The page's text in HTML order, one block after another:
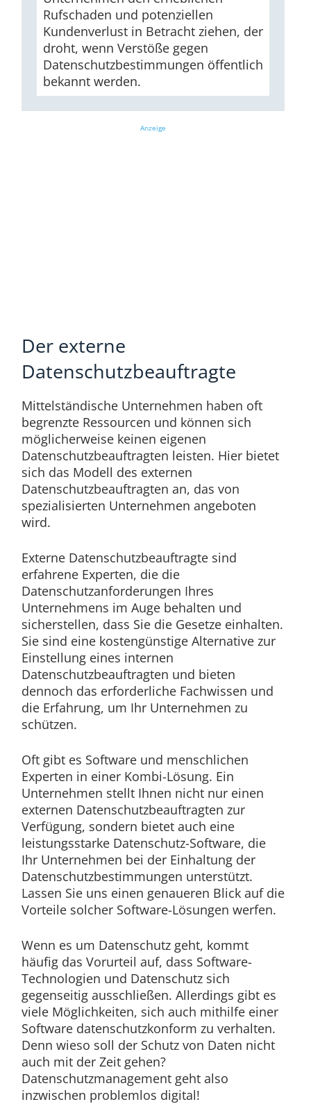
Rufschaden und potenziellen
Kundenverlust in Betracht ziehen, der
droht, wenn Verstöße gegen
Datenschutzbestimmungen öffentlich
bekannt werden.
Anzeige
Der externe
Datenschutzbeauftragte
Mittelständische Unternehmen haben oft
begrenzte Ressourcen und können sich
möglicherweise keinen eigenen
Datenschutzbeauftragten leisten. Hier bietet
sich das Modell des externen
Datenschutzbeauftragten an, das von
spezialisierten Unternehmen angeboten
wird.
Externe Datenschutzbeauftragte sind
erfahrene Experten, die die
Datenschutzanforderungen Ihres
Unternehmens im Auge behalten und
sicherstellen, dass Sie die Gesetze einhalten.
Sie sind eine kostengünstige Alternative zur
Einstellung eines internen
Datenschutzbeauftragten und bieten
dennoch das erforderliche Fachwissen und
die Erfahrung, um Ihr Unternehmen zu
schützen.
Oft gibt es Software und menschlichen
Experten in einer Kombi-Lösung. Ein
Unternehmen stellt Ihnen nicht nur einen
externen Datenschutzbeauftragten zur
Verfügung, sondern bietet auch eine
leistungsstarke Datenschutz-Software, die
Ihr Unternehmen bei der Einhaltung der
Datenschutzbestimmungen unterstützt.
Lassen Sie uns einen genaueren Blick auf die
Vorteile solcher Software-Lösungen werfen.
Wenn es um Datenschutz geht, kommt
häufig das Vorurteil auf, dass Software-
Technologien und Datenschutz sich
gegenseitig ausschließen. Allerdings gibt es
viele Möglichkeiten, sich auch mithilfe einer
Software datenschutzkonform zu verhalten.
Denn wieso soll der Schutz von Daten nicht
auch mit der Zeit gehen?
Datenschutzmanagement geht also
inzwischen problemlos digital!